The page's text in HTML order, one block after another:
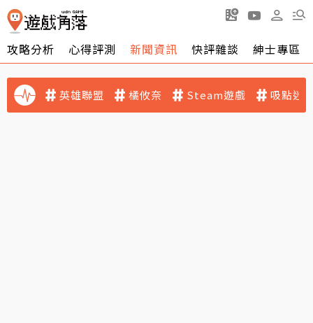
攻略分析 心得評測 新聞資訊 快評雜談 紳士專區
英雄聯盟 橘攸奈 Steam遊戲 吸點迷